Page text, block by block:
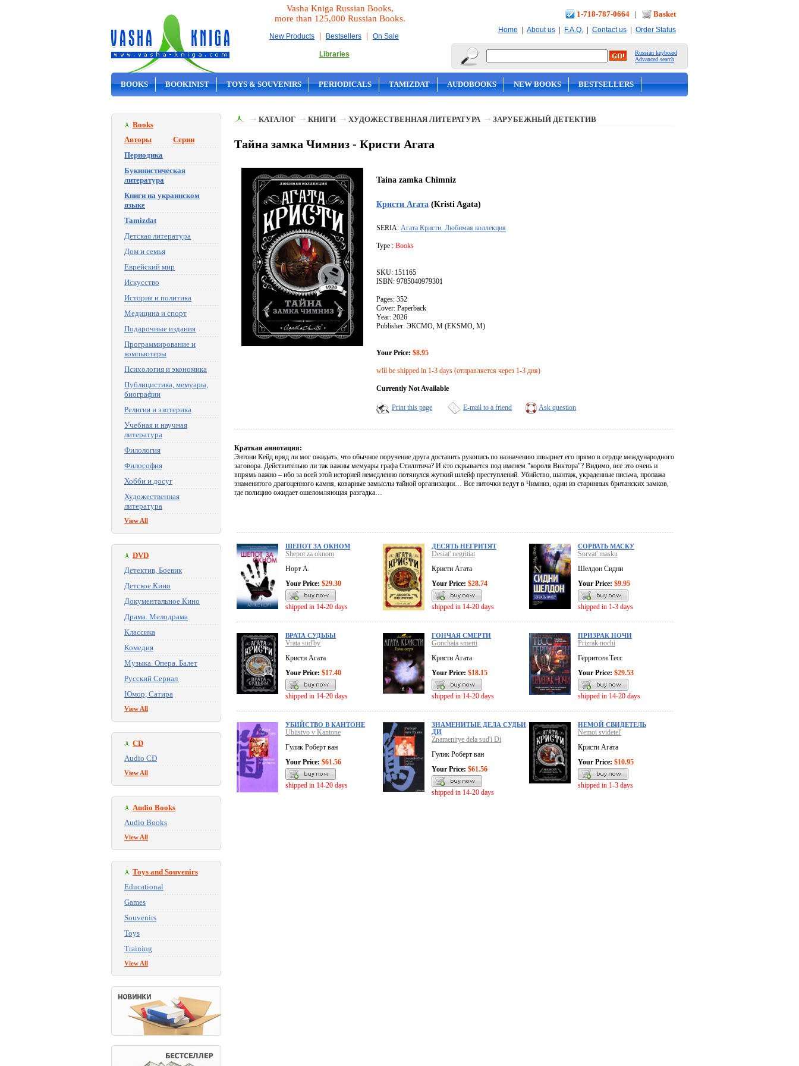
Vasha Kniga Russian Books,
more than 125,000 Russian Books.
New Products | Bestsellers | On Sale
Libraries
1-718-787-0664 | Basket
Home | About us | F.A.Q. | Contact us | Order Status
Russian keyboard
Advanced search
BOOKS BOOKINIST TOYS & SOUVENIRS PERIODICALS TAMIZDAT AUDOBOOKS NEW BOOKS BESTSELLERS
Books
Авторы
Серии
Периодика
Букинистическая
литература
Книги на украинском
языке
Tamizdat
Детская литература
Дом и семья
Еврейский мир
Искусство
История и политика
Медицина и спорт
Подарочные издания
Программирование и
компьютеры
Психология и экономика
Публицистика, мемуары,
биографии
Религия и эзотерика
Учебная и научная
литература
Филология
Философия
Хобби и досуг
Художественная
литература
View All
DVD
Детектив, Боевик
Детское Кино
Документальное Кино
Драма. Мелодрама
Классика
Комедия
Музыка. Опера. Балет
Русский Сериал
Юмор, Сатира
View All
CD
Audio CD
View All
Audio Books
Audio Books
View All
Toys and Souvenirs
Educational
Games
Souvenirs
Toys
Training
View All
КАТАЛОГ КНИГИ ХУДОЖЕСТВЕННАЯ ЛИТЕРАТУРА ЗАРУБЕЖНЫЙ ДЕТЕКТИВ
Тайна замка Чимниз - Кристи Агата
Taina zamka Chimniz
Кристи Агата (Kristi Agata)
SERIA: Агата Кристи. Любимая коллекция
Type : Books
SKU: 151165
ISBN: 9785040979301
Pages: 352
Cover: Paperback
Year: 2026
Publisher: ЭКСМО, М (EKSMO, M)
Your Price: $8.95
will be shipped in 1-3 days (отправляется через 1-3 дня)
Currently Not Available
Print this page E-mail to a friend Ask question
Краткая аннотация:
Энтони Кейд вряд ли мог ожидать, что обычное поручение друга доставить рукопись по назначению швырнет его прямо в сердце международного
заговора. Действительно ли так важны мемуары графа Стилптича? И кто скрывается под именем "короля Виктора"? Видимо, все это очень и
впрямь важно – ибо за всей этой историей немедленно потянулся жуткий шлейф преступлений. Убийство, шантаж, украденные письма, пропажа
знаменитого драгоценного камня, коварные замыслы тайной организации… Все ниточки ведут в Чимниз, один из старинных британских замков,
где полицию ожидает ошеломляющая разгадка…
ШЕПОТ ЗА ОКНОМ
Shepot za oknom
Норт А.
Your Price: $29.30
shipped in 14-20 days
ДЕСЯТЬ НЕГРИТЯТ
Desiat' negritiat
Кристи Агата
Your Price: $28.74
shipped in 14-20 days
СОРВАТЬ МАСКУ
Sorvat' masku
Шелдон Сидни
Your Price: $9.95
shipped in 1-3 days
ВРАТА СУДЬБЫ
Vrata sud'by
Кристи Агата
Your Price: $17.40
shipped in 14-20 days
ГОНЧАЯ СМЕРТИ
Gonchaia smerti
Кристи Агата
Your Price: $18.15
shipped in 14-20 days
ПРИЗРАК НОЧИ
Prizrak nochi
Герритсен Тесс
Your Price: $29.53
shipped in 14-20 days
УБИЙСТВО В КАНТОНЕ
Ubiistvo v Kantone
Гулик Роберт ван
Your Price: $61.56
shipped in 14-20 days
ЗНАМЕНИТЫЕ ДЕЛА СУДЬИ
ДИ
Znamenitye dela sud'i Di
Гулик Роберт ван
Your Price: $61.56
shipped in 14-20 days
НЕМОЙ СВИДЕТЕЛЬ
Nemoi svidetel'
Кристи Агата
Your Price: $10.95
shipped in 1-3 days